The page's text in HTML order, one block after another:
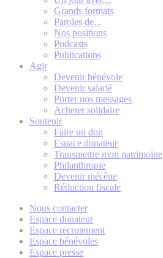
Grands formats
Paroles de...
Nos positions
Podcasts
Publications
Agir
Devenir bénévole
Devenir salarié
Porter nos messages
Acheter solidaire
Soutenir
Faire un don
Espace donateur
Transmettre mon patrimoine
Philanthropie
Devenir mécène
Réduction fiscale
Nous contacter
Espace donateur
Espace recrutement
Espace bénévoles
Espace presse